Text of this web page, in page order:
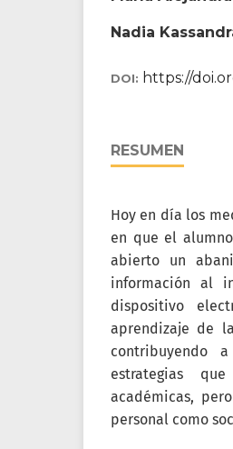
Nadia
DOI: https://
RESUMEN
Hoy en día los
en que el
abierto un
información al
dispositivo
aprendizaje de
contribuyendo
estrategias
académicas,
personal como